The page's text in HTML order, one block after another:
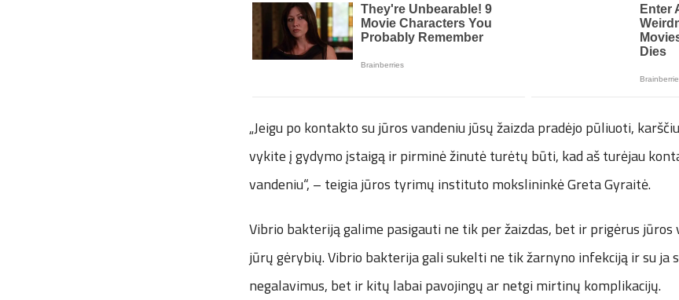
„Jeigu po kontakto su jūros vandeniu jūsų žaizda pradėjo pūliuoti,
vykite į gydymo įstaigą ir pirminė žinutė turėtų būti, kad aš turėjau
vandeniu“, – teigia jūros tyrimų instituto mokslininkė Greta Gyraitė.
Vibrio bakteriją galime pasigauti ne tik per žaizdas, bet ir prigėrus jūros
jūrų gėrybių. Vibrio bakterija gali sukelti ne tik žarnyno infekciją ir su ja
negalavimus, bet ir kitų labai pavojingų ar netgi mirtinų komplikacijų.